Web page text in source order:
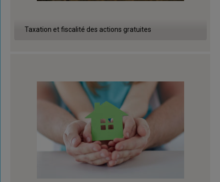
Taxation et fiscalité des actions gratuites